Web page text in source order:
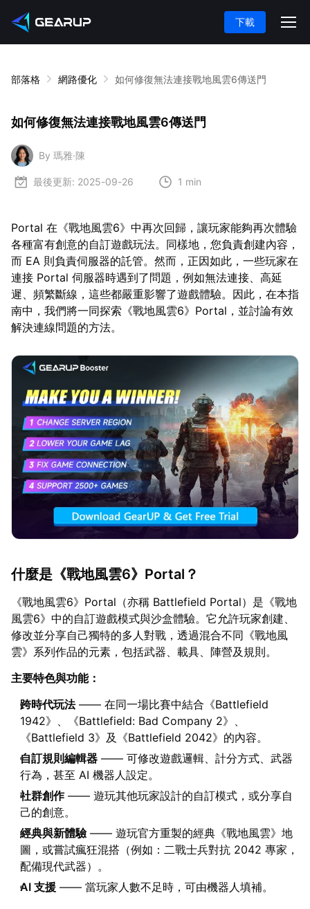
下載
部落格 網路優化 如何修復無法連接戰地風雲6傳送門
如何修復無法連接戰地風雲6傳送門
By 瑪雅·陳
最後更新: 2025-09-26 1 min
Portal 在《戰地風雲6》中再次回歸，讓玩家能夠再次體驗
各種富有創意的自訂遊戲玩法。同樣地，您負責創建內容，
而 EA 則負責伺服器的託管。然而，正因如此，一些玩家在
連接 Portal 伺服器時遇到了問題，例如無法連接、高延
遲、頻繁斷線，這些都嚴重影響了遊戲體驗。因此，在本指
南中，我們將一同探索《戰地風雲6》Portal，並討論有效
解決連線問題的方法。
什麼是《戰地風雲6》Portal？
《戰地風雲6》Portal（亦稱 Battlefield Portal）是《戰地
風雲6》中的自訂遊戲模式與沙盒體驗。它允許玩家創建、
修改並分享自己獨特的多人對戰，透過混合不同《戰地風
雲》系列作品的元素，包括武器、載具、陣營及規則。
主要特色與功能：
跨時代玩法—— 在同一場比賽中結合《Battlefield
1942》、《Battlefield: Bad Company 2》、
《Battlefield 3》及《Battlefield 2042》的內容。
自訂規則編輯器 —— 可修改遊戲邏輯、計分方式、武器
行為，甚至 AI 機器人設定。
社群創作—— 遊玩其他玩家設計的自訂模式，或分享自
己的創意。
經典與新體驗—— 遊玩官方重製的經典《戰地風雲》地
圖，或嘗試瘋狂混搭（例如：二戰士兵對抗 2042 專家，
配備現代武器）。
AI 支援 —— 當玩家人數不足時，可由機器人填補。